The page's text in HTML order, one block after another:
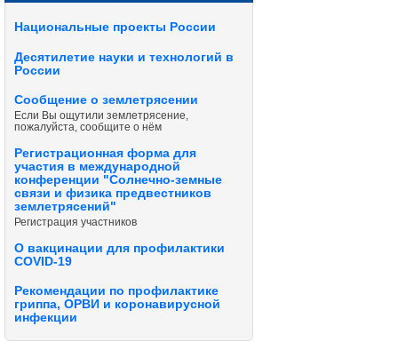
Национальные проекты России
Десятилетие науки и технологий в
России
Сообщение о землетрясении
Если Вы ощутили землетрясение,
пожалуйста, сообщите о нём
Регистрационная форма для
участия в международной
конференции "Солнечно-земные
связи и физика предвестников
землетрясений"
Регистрация участников
О вакцинации для профилактики
COVID-19
Рекомендации по профилактике
гриппа, ОРВИ и коронавирусной
инфекции